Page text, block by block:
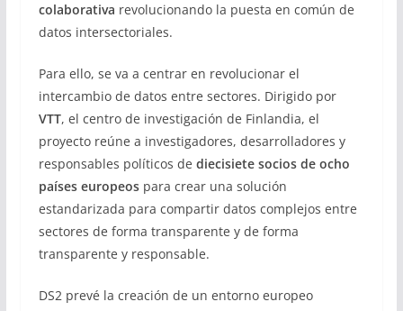
colaborativa revolucionando la puesta en común de
datos intersectoriales.
Para ello, se va a centrar en revolucionar el
intercambio de datos entre sectores. Dirigido por
VTT, el centro de investigación de Finlandia, el
proyecto reúne a investigadores, desarrolladores y
responsables políticos de diecisiete socios de ocho
países europeospara crear una solución
estandarizada para compartir datos complejos entre
sectores de forma transparente y de forma
transparente y responsable.
DS2 prevé la creación de un entorno europeo